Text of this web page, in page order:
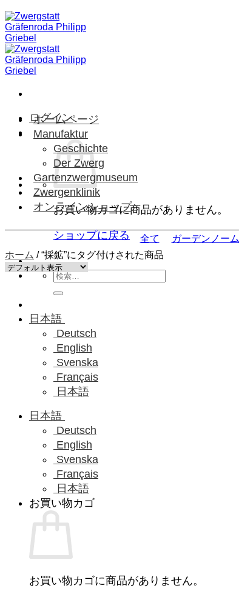
Skip
to
content
ログイン
お買い物カゴに商品がありません。
ショップに戻る
検
索
象:
日本語
Deutsch
English
Svenska
Français
日本語
日本語
Deutsch
English
Svenska
Français
日本語
お買い物カゴ
お買い物カゴに商品がありません。
ホームページ
Manufaktur
Geschichte
Der Zwerg
Gartenzwergmuseum
Zwergenklinik
オンラインショップ
全て ガーデンノーム
ホーム /“採鉱”にタグ付けされた商品